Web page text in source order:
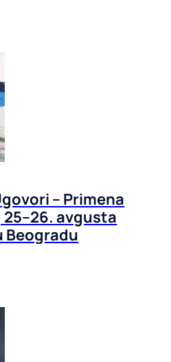
– Primena
avgusta
Beogradu